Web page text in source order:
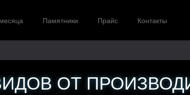
Памятники Прайс Контакты
ОТ